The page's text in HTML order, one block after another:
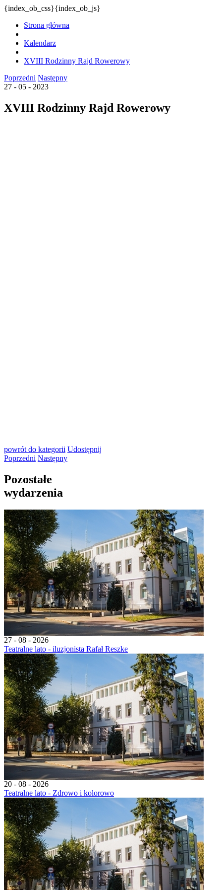
{index_ob_css}{index_ob_js}
Strona główna
Kalendarz
XVIII Rodzinny Rajd Rowerowy
Poprzedni Następny
27 - 05 - 2023
XVIII Rodzinny Rajd Rowerowy
powrót do kategorii Udostępnij
Poprzedni Następny
Pozostałe
wydarzenia
27 - 08 - 2026
Teatralne lato - iluzjonista Rafał Reszke
20 - 08 - 2026
Teatralne lato - Zdrowo i kolorowo